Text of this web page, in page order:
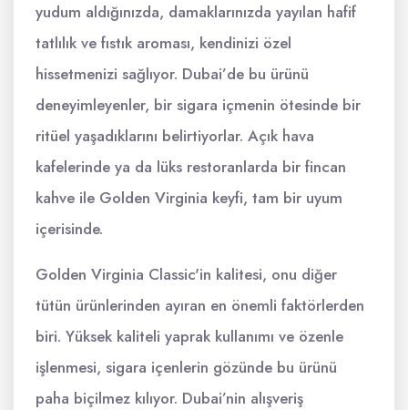
yudum aldığınızda, damaklarınızda yayılan hafif
tatlılık ve fıstık aroması, kendinizi özel
hissetmenizi sağlıyor. Dubai’de bu ürünü
deneyimleyenler, bir sigara içmenin ötesinde bir
ritüel yaşadıklarını belirtiyorlar. Açık hava
kafelerinde ya da lüks restoranlarda bir fincan
kahve ile Golden Virginia keyfi, tam bir uyum
içerisinde.
Golden Virginia Classic'in kalitesi, onu diğer
tütün ürünlerinden ayıran en önemli faktörlerden
biri. Yüksek kaliteli yaprak kullanımı ve özenle
işlenmesi, sigara içenlerin gözünde bu ürünü
paha biçilmez kılıyor. Dubai’nin alışveriş